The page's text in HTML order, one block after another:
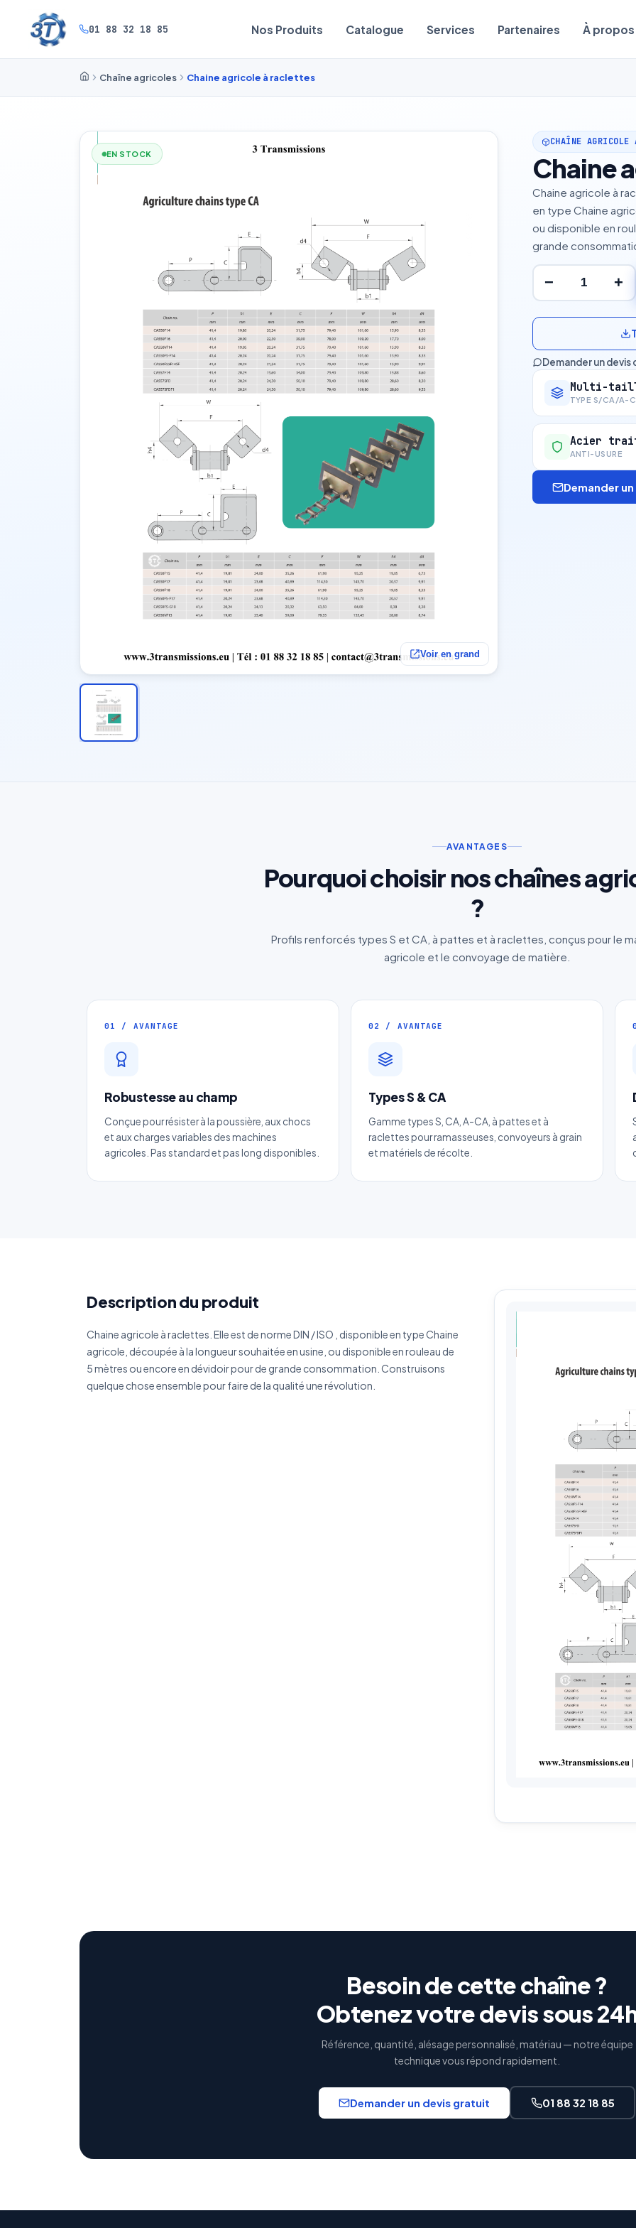
01 88 32 18 85 Nos Produits Catalogue Services Partenaires À propos
Chaîne agricoles Chaine agricole à raclettes
EN STOCK
Voir en grand
CHAÎNE AGRICOLE
Chaine
Chaine agricole à
en type Chaine
ou disponible en
grande
− +
Demander un devis
Multi-
TYPE S/CA/A-
Acier
ANTI-USURE
Demander
AVANTAGES
Pourquoi choisir nos chaînes
?
Profils renforcés types S et CA, à pattes et à raclettes, conçus pour le
agricole et le convoyage de matière.
01 / AVANTAGE
Robustesse au champ
Conçue pour résister à la poussière, aux chocs
et aux charges variables des machines
agricoles. Pas standard et pas long disponibles.
02 / AVANTAGE
Types S & CA
Gamme types S, CA, A-CA, à pattes et à
raclettes pour ramasseuses, convoyeurs à grain
et matériels de récolte.
Description du produit
Chaine agricole à raclettes. Elle est de norme DIN / ISO , disponible en type Chaine
agricole, découpée à la longueur souhaitée en usine, ou disponible en rouleau de
5 mètres ou encore en dévidoir pour de grande consommation. Construisons
quelque chose ensemble pour faire de la qualité une révolution.
Besoin de cette chaîne ?
Obtenez votre devis sous
Référence, quantité, alésage personnalisé, matériau — notre équipe
technique vous répond rapidement.
Demander un devis gratuit 01 88 32 18 85
Devis Chaine agricole à raclettes
Réponse sous 24h — Sans engagement
Nom complet *
Quantité estimée
Décrivez votre besoin
J'accepte que mes données soient utilisées pour traiter ma demande.
Vos données sont protégées et ne seront jamais partagées